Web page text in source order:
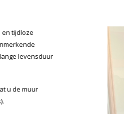
en tijdloze
levensduur
u de muur